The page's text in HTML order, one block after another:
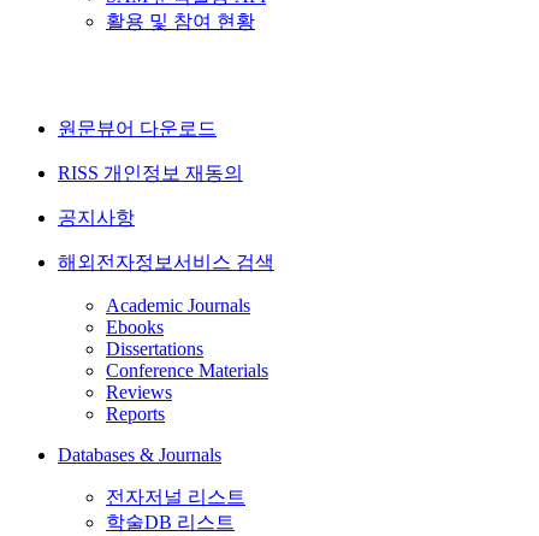
활용 및 참여 현황
원문뷰어 다운로드
RISS 개인정보 재동의
공지사항
해외전자정보서비스 검색
Academic Journals
Ebooks
Dissertations
Conference Materials
Reviews
Reports
Databases & Journals
전자저널 리스트
학술DB 리스트